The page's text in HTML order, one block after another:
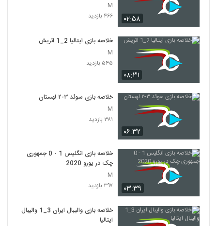
۰۲:۵۸
M
۴۶۶ بازدید
۰۸:۳۱
خلاصه بازی ایتالیا 2_1 اتريش
M
۵۴۵ بازدید
۰۶:۳۲
خلاصه بازی سوئد ۳-۲ لهستان
M
۳۸۱ بازدید
۰۳:۳۹
خلاصه بازی انگلیس 1 - 0 جمهوری
چک در یورو 2020
M
۳۹۷ بازدید
خلاصه بازی والیبال ایران 3_1 والیبال
ایتالیا